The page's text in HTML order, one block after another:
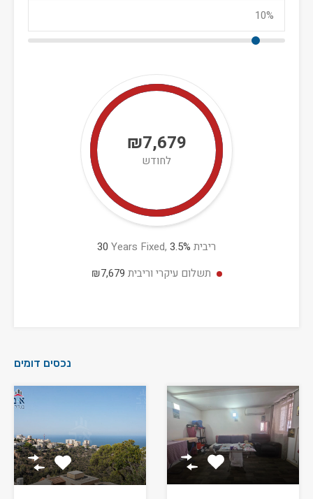
₪7,679
לחודש
30 Years Fixed, 3.5% ריבית
תשלום עיקרי וריבית ₪7,679
נכסים דומים